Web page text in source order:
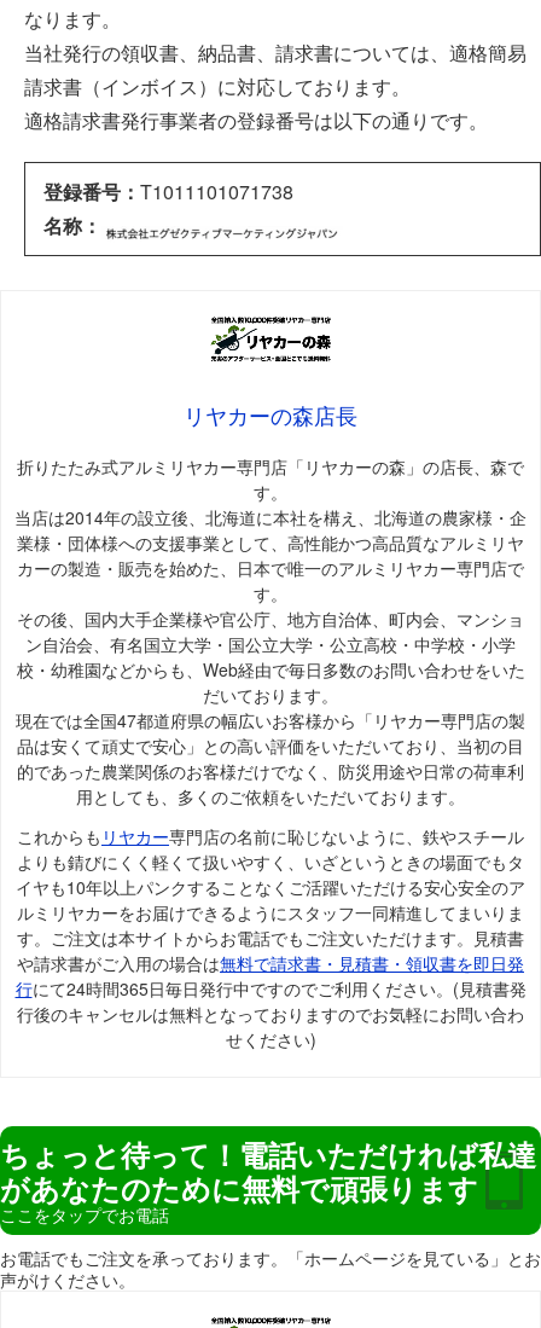
なります。
当社発行の領収書、納品書、請求書については、適格簡易
請求書（インボイス）に対応しております。
適格請求書発行事業者の登録番号は以下の通りです。
登録番号： T1011101071738
名称：
リヤカーの森店長
折りたたみ式アルミリヤカー専門店「リヤカーの森」の店長、森で
す。
当店は2014年の設立後、北海道に本社を構え、北海道の農家様・企
業様・団体様への支援事業として、高性能かつ高品質なアルミリヤ
カーの製造・販売を始めた、日本で唯一のアルミリヤカー専門店で
す。
その後、国内大手企業様や官公庁、地方自治体、町内会、マンショ
ン自治会、有名国立大学・国公立大学・公立高校・中学校・小学
校・幼稚園などからも、Web経由で毎日多数のお問い合わせをいた
だいております。
現在では全国47都道府県の幅広いお客様から「リヤカー専門店の製
品は安くて頑丈で安心」との高い評価をいただいており、当初の目
的であった農業関係のお客様だけでなく、防災用途や日常の荷車利
用としても、多くのご依頼をいただいております。
これからも リヤカー専門店の名前に恥じないように、鉄やスチール
よりも錆びにくく軽くて扱いやすく、いざというときの場面でもタ
イヤも10年以上パンクすることなくご活躍いただける安心安全のア
ルミリヤカーをお届けできるようにスタッフ一同精進してまいりま
す。ご注文は本サイトからお電話でもご注文いただけます。見積書
や請求書がご入用の場合は無料で請求書・見積書・領収書を即日発
行にて24時間365日毎日発行中ですのでご利用ください。(見積書発
行後のキャンセルは無料となっておりますのでお気軽にお問い合わ
せください)
ちょっと待って！電話いただければ私達
があなたのために無料で頑張ります
ここをタップでお電話
お電話でもご注文を承っております。「ホームページを見ている」とお
声がけください。